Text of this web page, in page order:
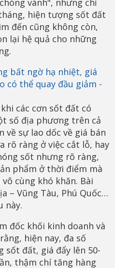
vánh", nhưng chỉ
hiện tượng sốt đất
đến cũng không còn,
lại hệ quả cho những
các cơn sốt đất có
số địa phương trên cả
về sự lao dốc về giá bán
rõ ràng ở việc cắt lỗ, hay
sốt nhưng rõ ràng,
phẩm ở thời điểm mà
cùng khó khăn. Bài
– Vũng Tàu, Phú Quốc…
này.
đốc khối kinh doanh và
hiện nay, đa số
sốt đất, giá đẩy lên 50-
thậm chí tăng hàng